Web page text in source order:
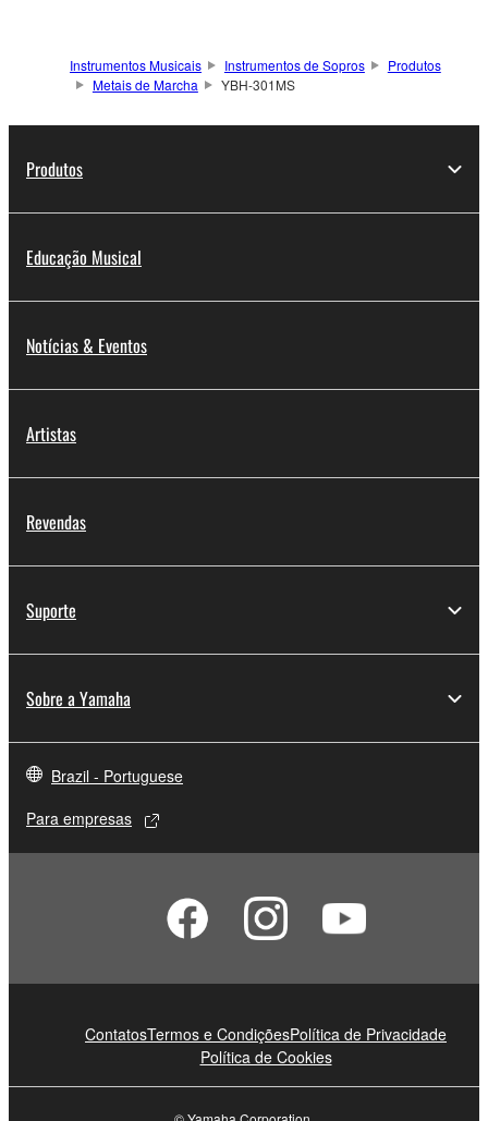
Instrumentos Musicais Instrumentos de Sopros
Produtos
Metais de Marcha
YBH-301MS
Produtos
Educação Musical
Notícias & Eventos
Artistas
Revendas
Suporte
Sobre a Yamaha
Brazil - Portuguese
Para empresas
ContatosTermos e CondiçõesPolítica de Privacidade
Política de Cookies